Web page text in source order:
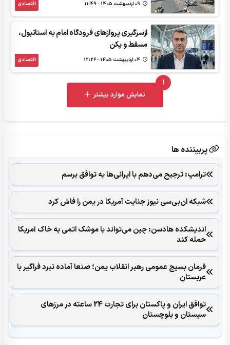
اقتصادی
ازسرگیری پروازهای فرودگاه امام به استانبول،
مسقط و پکن
اقتصادی
1
UNREAD MESSAGES
نمایش موارد بیشتر
پربیننده ها
ترامپ: ترجیح می‌دهم با ایرانی‌‌ها به توافق برسم
شبکه ان‌بی‌سی نیوز جنایت آمریکا در یمن را فاش کرد
اندیشکده هادسن: چین می‌تواند با موشک اتمی به خاک آمریکا
حمله کند
فرمان بسیج عمومی رهبر انقلاب یمن؛ صنعا آماده نبرد فراگیر با
عربستان
توافق ایران و پاکستان برای تجارت 24 ساعته در مرزهای
سیستان و بلوچستان